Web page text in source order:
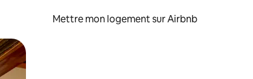
Mettre mon logement sur Airbnb